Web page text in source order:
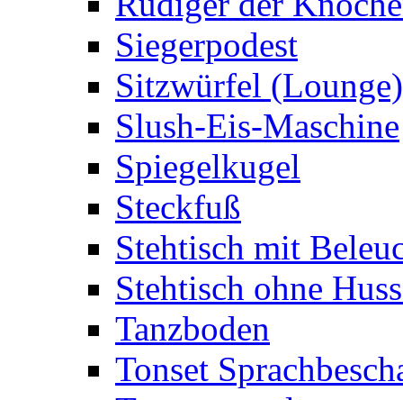
Siegerpodest
Sitzwürfel (Lounge)
Slush-Eis-Maschine
Spiegelkugel
Steckfuß
Stehtisch mit
Stehtisch ohne
Tanzboden
Tonset